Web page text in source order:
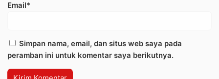
Email*
Simpan nama, email, dan situs web saya pada
peramban ini untuk komentar saya berikutnya.